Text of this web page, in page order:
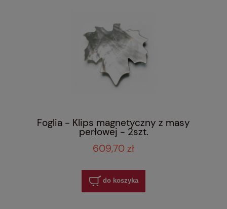
Foglia - Klips magnetyczny z masy
perłowej - 2szt.
609,70 zł
do koszyka